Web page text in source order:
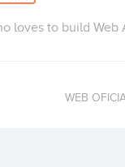
loves to build Web
WEB